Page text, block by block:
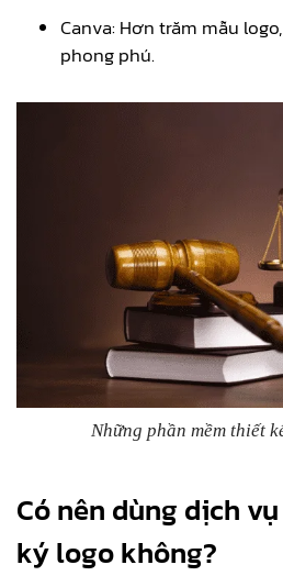
Canva: Hơn trăm mẫu
phong phú.
Những phần mềm thiết
Có nên dùng dịch
ký logo không?